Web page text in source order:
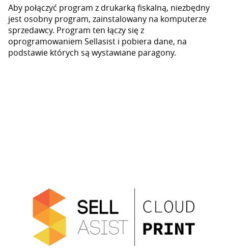
Aby połączyć program z drukarką fiskalną, niezbędny
jest osobny program, zainstalowany na komputerze
sprzedawcy. Program ten łączy się z
oprogramowaniem Sellasist i pobiera dane, na
podstawie których są wystawiane paragony.